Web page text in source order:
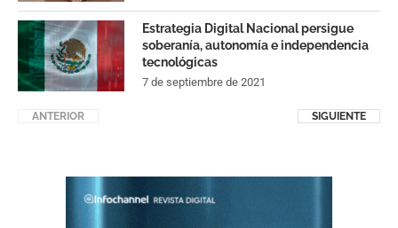
Estrategia Digital Nacional persigue
soberanía, autonomía e independencia
tecnológicas
7 de septiembre de 2021
ANTERIOR SIGUIENTE